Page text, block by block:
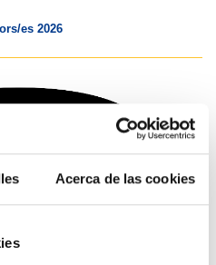
Acerca de las cookies
es 2026